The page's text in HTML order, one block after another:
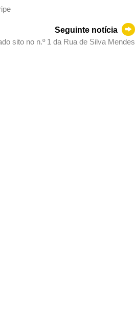
Seguinte notícia
sito no n.º 1 da Rua de Silva Mendes